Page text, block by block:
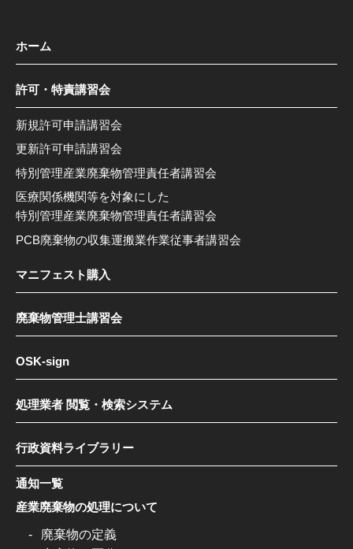
ホーム
許可・特責講習会
新規許可申請講習会
更新許可申請講習会
特別管理産業廃棄物管理責任者講習会
医療関係機関等を対象にした
特別管理産業廃棄物管理責任者講習会
PCB廃棄物の収集運搬業作業従事者講習会
マニフェスト購入
廃棄物管理士講習会
OSK-sign
処理業者 閲覧・検索システム
行政資料ライブラリー
通知一覧
産業廃棄物の処理について
廃棄物の定義